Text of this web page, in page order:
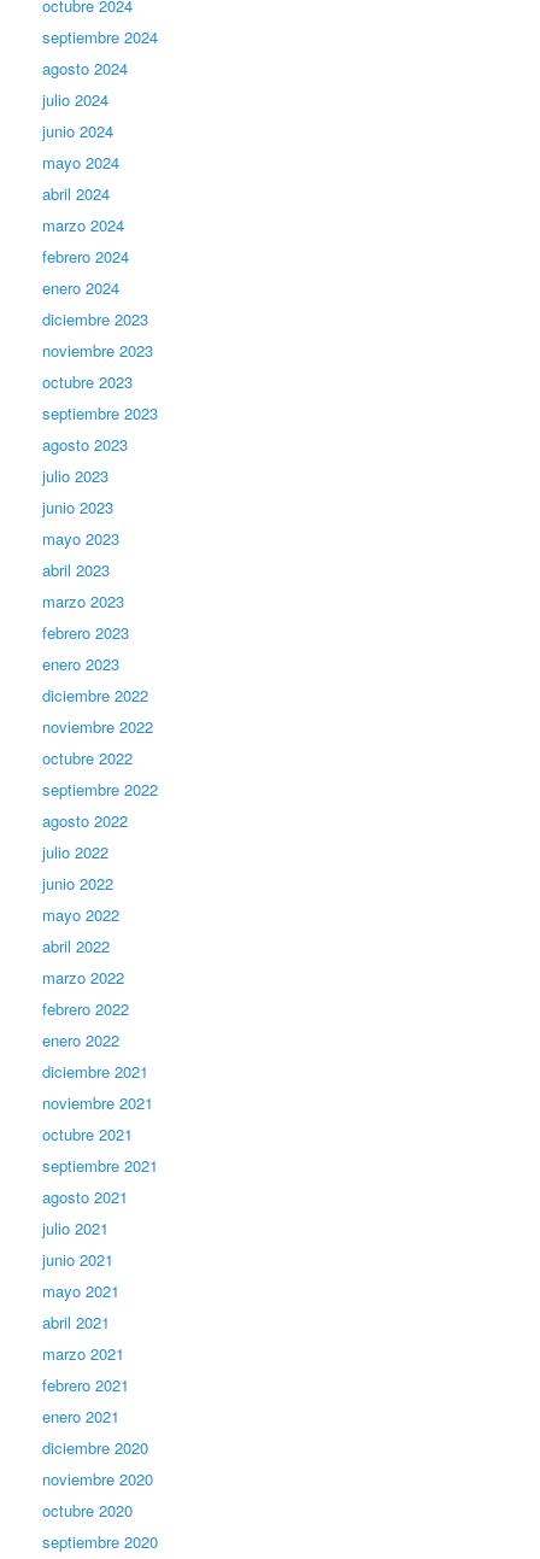
octubre 2024
septiembre 2024
agosto 2024
julio 2024
junio 2024
mayo 2024
abril 2024
marzo 2024
febrero 2024
enero 2024
diciembre 2023
noviembre 2023
octubre 2023
septiembre 2023
agosto 2023
julio 2023
junio 2023
mayo 2023
abril 2023
marzo 2023
febrero 2023
enero 2023
diciembre 2022
noviembre 2022
octubre 2022
septiembre 2022
agosto 2022
julio 2022
junio 2022
mayo 2022
abril 2022
marzo 2022
febrero 2022
enero 2022
diciembre 2021
noviembre 2021
octubre 2021
septiembre 2021
agosto 2021
julio 2021
junio 2021
mayo 2021
abril 2021
marzo 2021
febrero 2021
enero 2021
diciembre 2020
noviembre 2020
octubre 2020
septiembre 2020